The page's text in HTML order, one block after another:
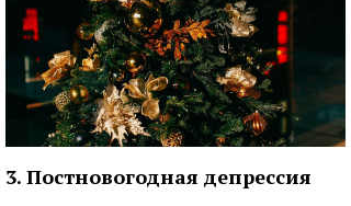
3. Постновогодная депрессия